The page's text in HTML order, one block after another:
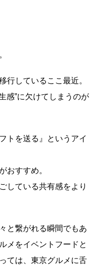
行しているここ最近。
感”に欠けてしまうのが
トを送る』というアイ
おすすめ。
している共有感をより
と繋がれる瞬間でもあ
メをイベントフードと
ては、東京グルメに舌